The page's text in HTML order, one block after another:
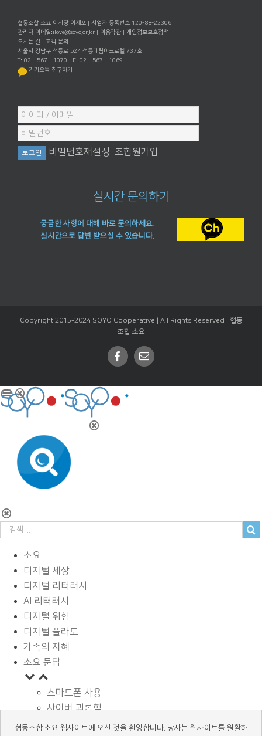
협동조합 소요 이사장 이재포 | 사업자 등록번호 120-88-22306
관리자 이메일:ilove@soyo.or.kr 이용약관
개인정보보호정책
오시는 길
고객 문의
서울시 강남구 선릉로 524 선릉대림아크로텔 737호
T: 02 - 567 - 1070 | F: 02 - 567 - 1069
카카오톡 친구하기
비밀번호재설정 조합원가입
실시간 문의하기
궁금한 사항에 대해 바로 문의하세요.
실시간으로 답변 받으실 수 있습니다.
Copyright 2015-2024 SOYO Cooperative | All Rights Reserved | 협동
조합 소요
Facebook
Email
소요
디지털 세상
디지털 리터러시
AI 리터러시
디지털 위험
디지털 플라토
가족의 지혜
소요 문답
스마트폰 사용
사이버 괴롭힘
페이스북과 SNS
협동조합 소요 웹사이트에 오신 것을 환영합니다. 당사는 웹사이트를 원활하